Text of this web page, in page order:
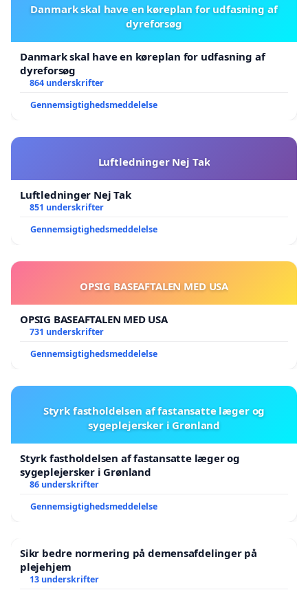
Danmark skal have en køreplan for udfasning af
dyreforsøg
Danmark skal have en køreplan for udfasning af
dyreforsøg
864 underskrifter
Gennemsigtighedsmeddelelse
Luftledninger Nej Tak
Luftledninger Nej Tak
851 underskrifter
Gennemsigtighedsmeddelelse
OPSIG BASEAFTALEN MED USA
OPSIG BASEAFTALEN MED USA
731 underskrifter
Gennemsigtighedsmeddelelse
Styrk fastholdelsen af fastansatte læger og
sygeplejersker i Grønland
Styrk fastholdelsen af fastansatte læger og
sygeplejersker i Grønland
86 underskrifter
Gennemsigtighedsmeddelelse
Sikr bedre normering på demensafdelinger på
plejehjem
13 underskrifter